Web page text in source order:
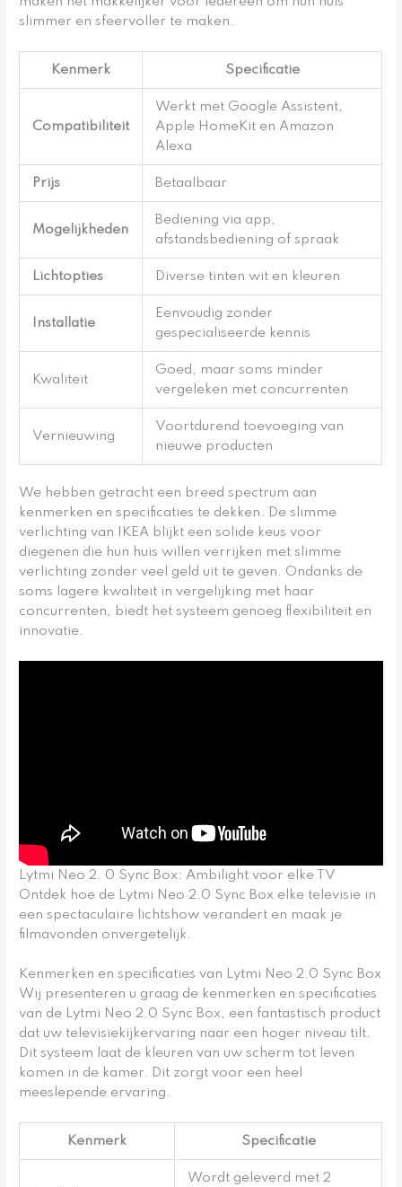
slimmer en sfeervoller te maken.
Kenmerk Specificatie
Compatibiliteit
Werkt met Google Assistent,
Apple HomeKit en Amazon
Alexa
Prijs Betaalbaar
Mogelijkheden
Bediening via app,
afstandsbediening of spraak
Lichtopties Diverse tinten wit en kleuren
Installatie
Eenvoudig zonder
gespecialiseerde kennis
Kwaliteit
Goed, maar soms minder
vergeleken met concurrenten
Vernieuwing
Voortdurend toevoeging van
nieuwe producten
We hebben getracht een breed spectrum aan
kenmerken en specificaties te dekken. De slimme
verlichting van IKEA blijkt een solide keus voor
diegenen die hun huis willen verrijken met slimme
verlichting zonder veel geld uit te geven. Ondanks de
soms lagere kwaliteit in vergelijking met haar
concurrenten, biedt het systeem genoeg flexibiliteit en
innovatie.
Lytmi Neo 2. 0 Sync Box: Ambilight voor elke TV
Ontdek hoe de Lytmi Neo 2.0 Sync Box elke televisie in
een spectaculaire lichtshow verandert en maak je
filmavonden onvergetelijk.
Kenmerken en specificaties van Lytmi Neo 2.0 Sync Box
Wij presenteren u graag de kenmerken en specificaties
van de Lytmi Neo 2.0 Sync Box, een fantastisch product
dat uw televisiekijkervaring naar een hoger niveau tilt.
Dit systeem laat de kleuren van uw scherm tot leven
komen in de kamer. Dit zorgt voor een heel
meeslepende ervaring.
Kenmerk Specificatie
Wordt geleverd met 2